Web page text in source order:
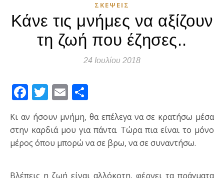
ΣΚΈΨΕΙΣ
Κάνε τις μνήμες να αξίζουν
τη ζωή που έζησες..
24 Ιουλίου 2018
Facebook
Twitter
Email
Κι αν ήσουν μνήμη, θα επέλεγα να σε κρατήσω μέσα
στην καρδιά μου για πάντα. Τώρα πια είναι το μόνο
μέρος όπου μπορώ να σε βρω, να σε συναντήσω.
Βλέπεις η ζωή είναι αλλόκοτη, φέρνει τα πράγματα